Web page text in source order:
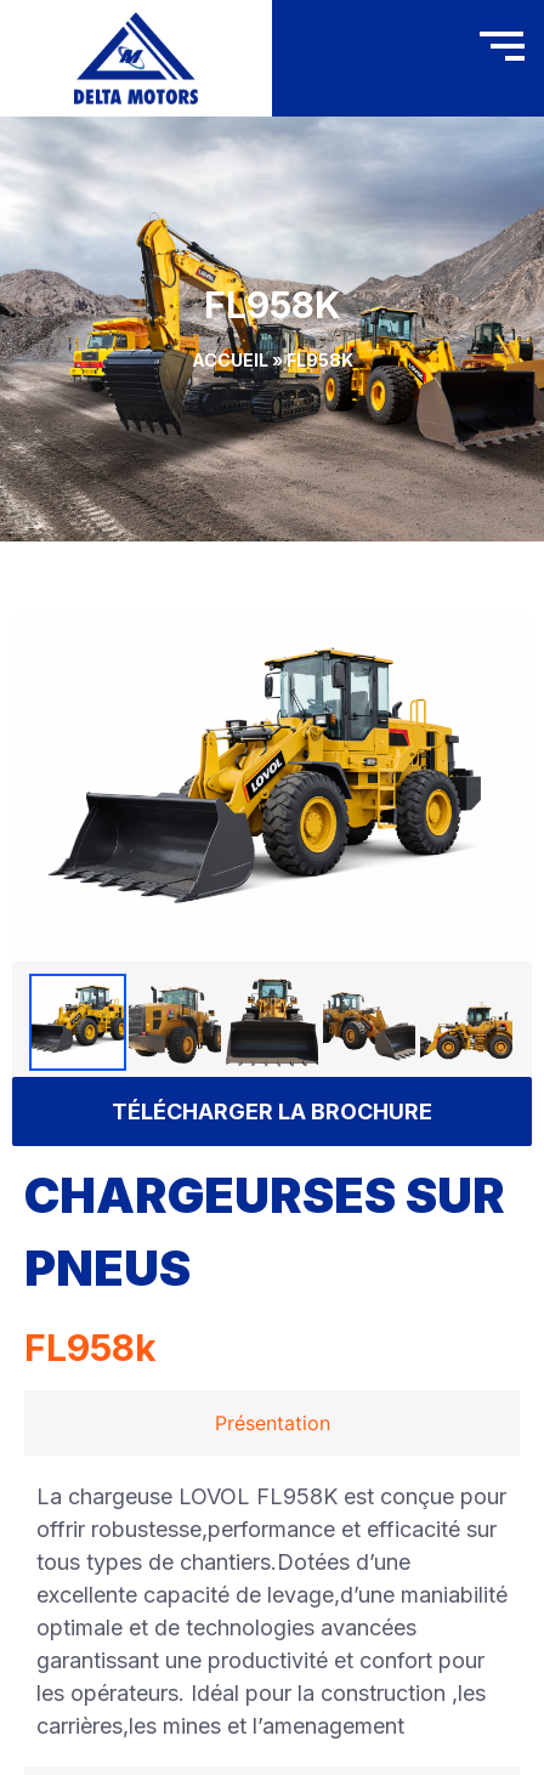
FL958K
ACCUEIL»FL958K
TÉLÉCHARGER LA BROCHURE
CHARGEURSES SUR
PNEUS
FL958k
Présentation
La chargeuse LOVOL FL958K est conçue pour
offrir robustesse,performance et efficacité sur
tous types de chantiers.Dotées d’une
excellente capacité de levage,d’une maniabilité
optimale et de technologies avancées
garantissant une productivité et confort pour
les opérateurs. Idéal pour la construction ,les
carrières,les mines et l’amenagement